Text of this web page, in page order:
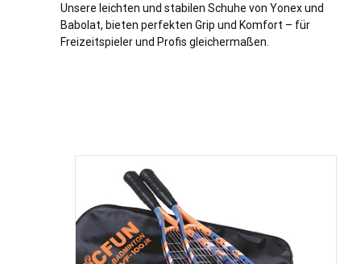
Unsere leichten und stabilen Schuhe von Yonex und
Babolat, bieten perfekten Grip und Komfort – für
Freizeitspieler und Profis gleichermaßen.